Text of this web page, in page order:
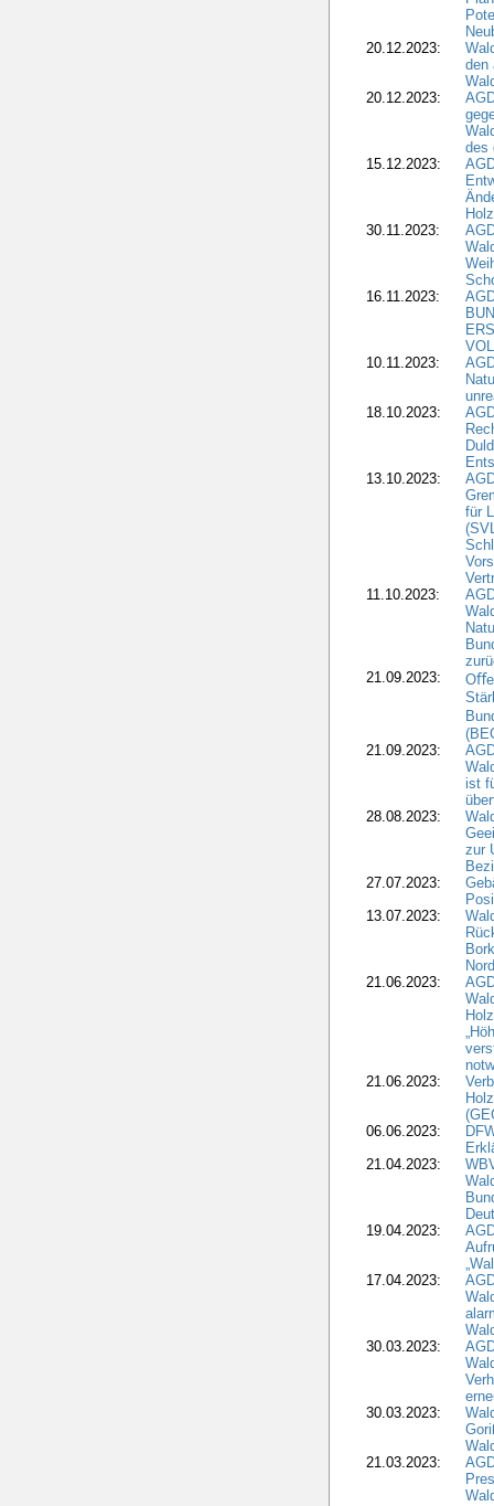
20.12.2023:
den
20.12.2023:
des
15.12.2023:
30.11.2023:
16.11.2023:
10.11.2023:
18.10.2023:
13.10.2023:
für
11.10.2023:
21.09.2023:
21.09.2023:
ist
28.08.2023:
zur
27.07.2023:
13.07.2023:
21.06.2023:
21.06.2023:
06.06.2023:
21.04.2023:
19.04.2023:
17.04.2023:
30.03.2023:
30.03.2023:
21.03.2023: